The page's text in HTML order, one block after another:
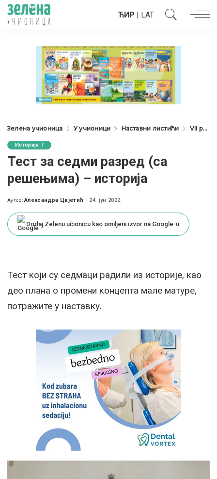
ЋИР | LAT
Зелена учионица У учионици Наставни листићи VII разред
Историја 7
Тест за седми разред (са
решењима) – историја
Posted
Аутор: Александра Цвјетић 24. јун 2022.
Dodaj Zelenu učionicu kao omiljeni izvor na Google-u
Тест који су седмаци радили из историје, као
део плана о промени концепта мале матуре,
потражите у наставку.